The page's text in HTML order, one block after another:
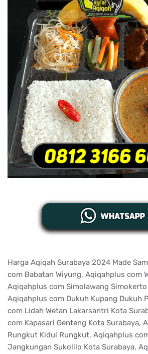
Harga Aqiqah Surabaya 2024 Made
com Babatan Wiyung, Aqiqahplus com
Aqiqahplus com Simolawang Simokerto
Aqiqahplus com Dukuh Kupang Dukuh
com Lidah Wetan Lakarsantri Kota
com Kapasari Genteng Kota Surabaya,
Rungkut Kidul Rungkut, Aqiqahplus
Jangkungan Sukolilo Kota Surabaya,